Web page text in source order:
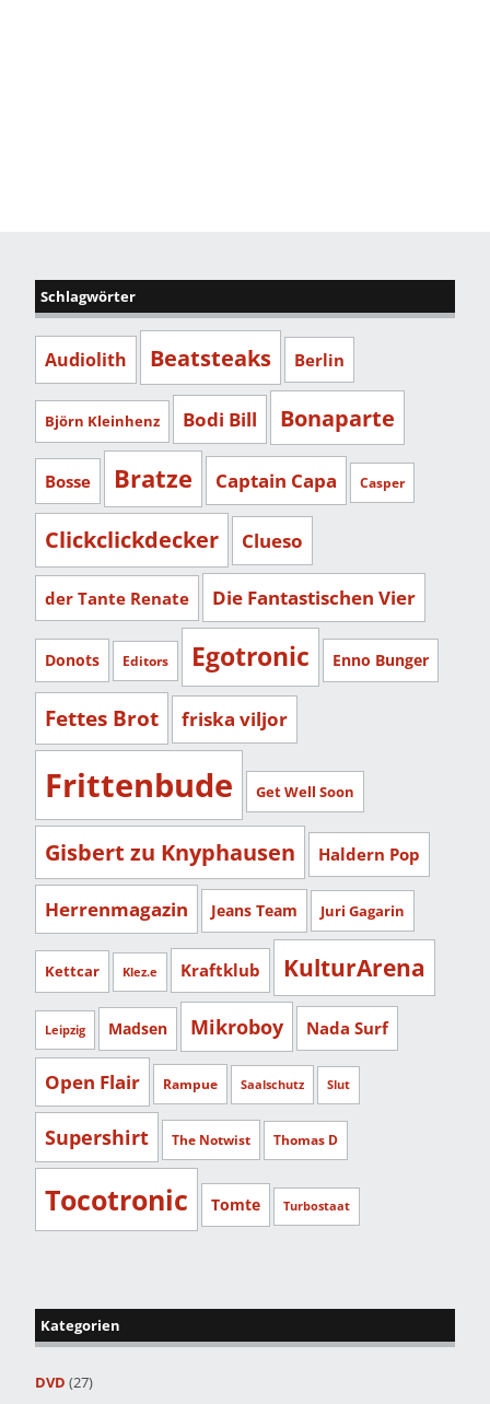
Schlagwörter
Audiolith Beatsteaks Berlin
Björn Kleinhenz Bodi Bill Bonaparte
Bosse Bratze Captain Capa Casper
Clickclickdecker Clueso
der Tante Renate Die Fantastischen Vier
Donots Editors Egotronic Enno Bunger
Fettes Brot friska viljor
Frittenbude Get Well Soon
Gisbert zu Knyphausen Haldern Pop
Herrenmagazin Jeans Team Juri Gagarin
Kettcar Klez.e Kraftklub KulturArena
Leipzig Madsen Mikroboy Nada Surf
Open Flair Rampue Saalschutz Slut
Supershirt The Notwist Thomas D
Tocotronic Tomte Turbostaat
Kategorien
DVD (27)